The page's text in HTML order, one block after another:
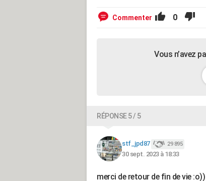
Commenter 0
Vous n’avez
RÉPONSE 5 / 5
stf_jpd87 29 895
30 sept. 2023 à 18:33
merci de retour de fin de vie :o))